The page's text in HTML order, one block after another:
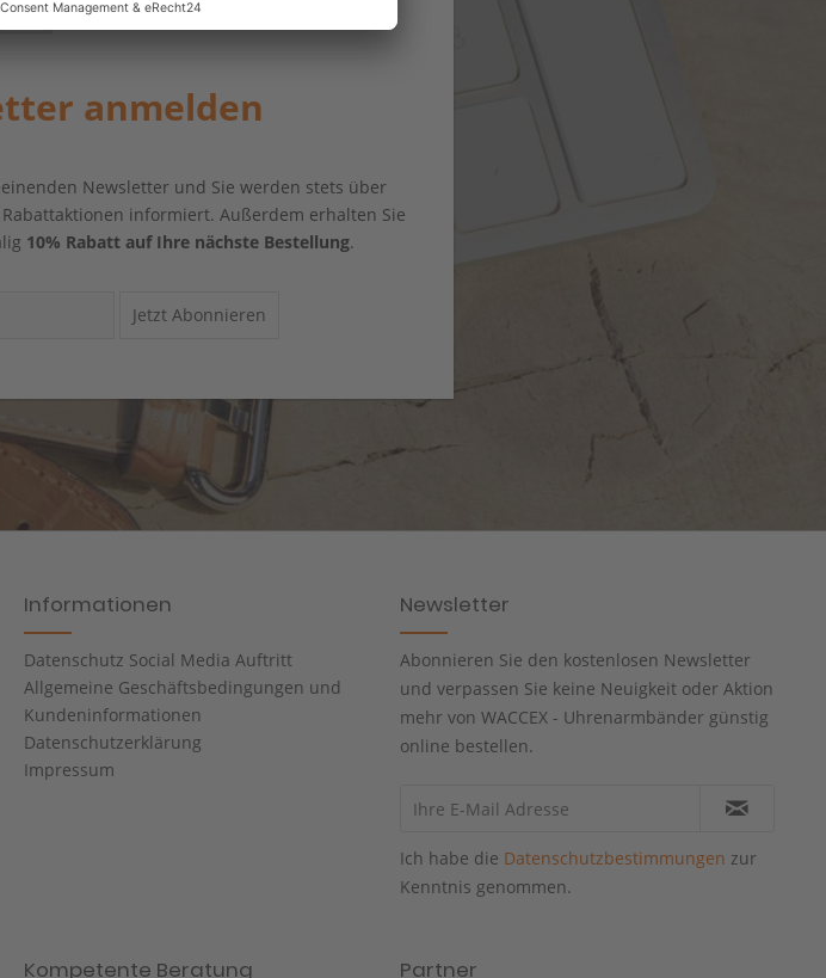
anmelden
Newsletter und Sie werden stets über
informiert. Außerdem erhalten Sie
10% Rabatt auf Ihre nächste Bestellung.
Jetzt Abonnieren
Informationen
Datenschutz Social Media Auftritt
Allgemeine Geschäftsbedingungen und
Kundeninformationen
Datenschutzerklärung
Impressum
Newsletter
Abonnieren Sie den kostenlosen Newsletter
und verpassen Sie keine Neuigkeit oder Aktion
mehr von WACCEX - Uhrenarmbänder günstig
online bestellen.
Ich habe die Datenschutzbestimmungen zur
Kenntnis genommen.
Kompetente Beratung Partner